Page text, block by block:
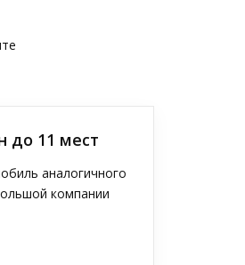
до 11 мест
аналогичного
компании